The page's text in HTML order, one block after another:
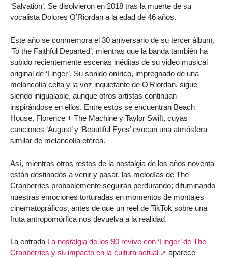
‘Salvation’. Se disolvieron en 2018 tras la muerte de su
vocalista Dolores O’Riordan a la edad de 46 años.
Este año se conmemora el 30 aniversario de su tercer álbum,
‘To the Faithful Departed’, mientras que la banda también ha
subido recientemente escenas inéditas de su video musical
original de ‘Linger’. Su sonido onírico, impregnado de una
melancolía celta y la voz inquietante de O’Riordan, sigue
siendo inigualable, aunque otros artistas continúan
inspirándose en ellos. Entre estos se encuentran Beach
House, Florence + The Machine y Taylor Swift, cuyas
canciones ‘August’ y ‘Beautiful Eyes’ evocan una atmósfera
similar de melancolía etérea.
Así, mientras otros restos de la nostalgia de los años noventa
están destinados a venir y pasar, las melodías de The
Cranberries probablemente seguirán perdurando; difuminando
nuestras emociones torturadas en momentos de montajes
cinematográficos, antes de que un reel de TikTok sobre una
fruta antropomórfica nos devuelva a la realidad.
La entrada La nostalgia de los 90 revive con ‘Linger’ de The
Cranberries y su impacto en la cultura actual
aparece